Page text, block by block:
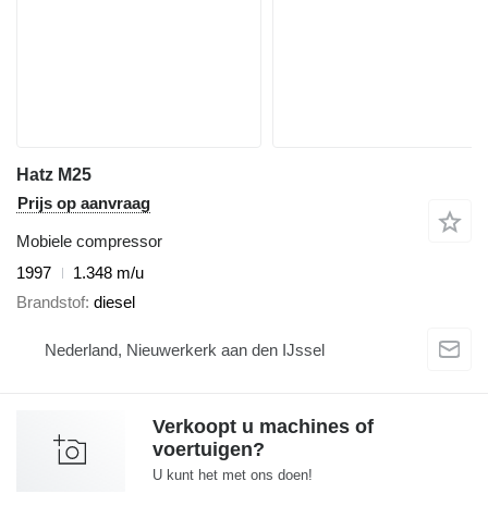
Hatz M25
Prijs op aanvraag
Mobiele compressor
1997
1.348 m/u
Brandstof diesel
Nederland, Nieuwerkerk aan den IJssel
Verkoopt u machines of
voertuigen?
U kunt het met ons doen!